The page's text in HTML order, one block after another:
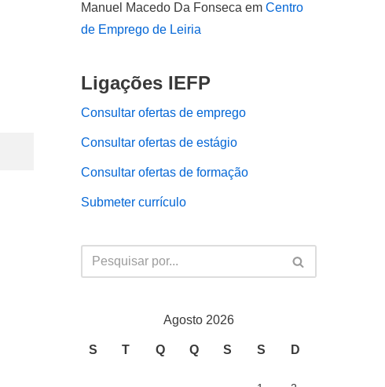
Manuel Macedo Da Fonseca em Centro
de Emprego de Leiria
Ligações IEFP
Consultar ofertas de emprego
Consultar ofertas de estágio
Consultar ofertas de formação
Submeter currículo
Agosto 2026
S T Q Q S S D